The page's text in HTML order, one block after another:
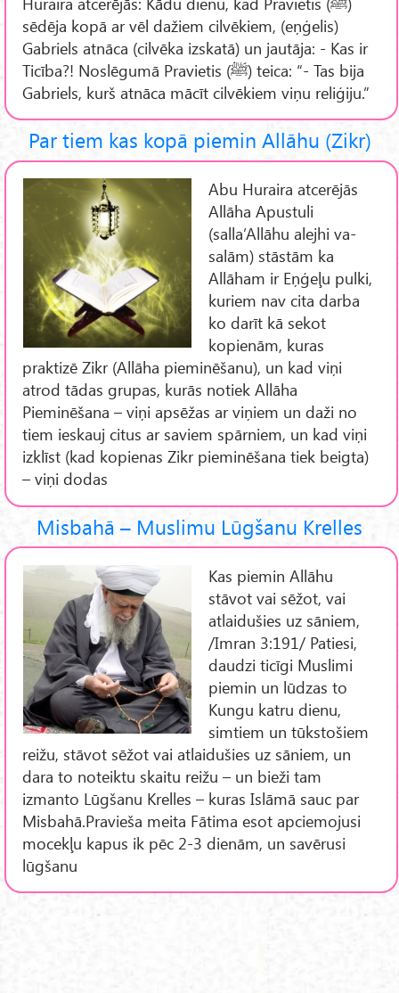
sēdēja kopā ar vēl dažiem cilvēkiem, (eņģelis)
Gabriels atnāca (cilvēka izskatā) un jautāja: - Kas ir
Ticība?! Noslēgumā Pravietis (ﷺ) teica: “- Tas bija
Gabriels, kurš atnāca mācīt cilvēkiem viņu reliģiju.”
Par tiem kas kopā piemin Allāhu (Zikr)
Abu Huraira atcerējās
Allāha Apustuli
(salla’Allāhu alejhi va-
salām) stāstām ka
Allāham ir Eņģeļu pulki,
kuriem nav cita darba
ko darīt kā sekot
kopienām, kuras
praktizē Zikr (Allāha pieminēšanu), un kad viņi
atrod tādas grupas, kurās notiek Allāha
Pieminēšana – viņi apsēžas ar viņiem un daži no
tiem ieskauj citus ar saviem spārniem, un kad viņi
izklīst (kad kopienas Zikr pieminēšana tiek beigta)
– viņi dodas
Misbahā – Muslimu Lūgšanu Krelles
Kas piemin Allāhu
stāvot vai sēžot, vai
atlaidušies uz sāniem,
/Imran 3:191/ Patiesi,
daudzi ticīgi Muslimi
piemin un lūdzas to
Kungu katru dienu,
simtiem un tūkstošiem
reižu, stāvot sēžot vai atlaidušies uz sāniem, un
dara to noteiktu skaitu reižu – un bieži tam
izmanto Lūgšanu Krelles – kuras Islāmā sauc par
Misbahā.Pravieša meita Fātima esot apciemojusi
mocekļu kapus ik pēc 2-3 dienām, un savērusi
lūgšanu